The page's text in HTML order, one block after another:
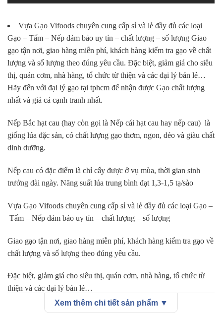
Vựa Gạo Vifoods chuyên cung cấp sỉ và lẻ đầy đủ các loại
Gạo – Tấm – Nếp đảm bảo uy tín – chất lượng – số lượng Giao
gạo tận nơi, giao hàng miễn phí, khách hàng kiểm tra gạo về chất
lượng và số lượng theo đúng yêu cầu. Đặc biệt, giảm giá cho siêu
thị, quán cơm, nhà hàng, tổ chức từ thiện và các đại lý bán lẻ…
Hãy đến với đại lý gạo tại tphcm để nhận được Gạo chất lượng
nhất và giá cả cạnh tranh nhất.
Nếp Bắc hạt cau (hay còn gọi là Nếp cái hạt cau hay nếp cau) là
giống lúa đặc sản, có chất lượng gạo thơm, ngon, dẻo và giàu chất
dinh dưỡng.
Nếp cau có đặc điểm là chỉ cấy được ở vụ mùa, thời gian sinh
trưởng dài ngày. Năng suất lúa trung bình đạt 1,3-1,5 tạ/sào
Vựa Gạo Vifoods chuyên cung cấp sỉ và lẻ đầy đủ các loại Gạo –
Tấm – Nếp đảm bảo uy tín – chất lượng – số lượng
Giao gạo tận nơi, giao hàng miễn phí, khách hàng kiểm tra gạo về
chất lượng và số lượng theo đúng yêu cầu.
Đặc biệt, giảm giá cho siêu thị, quán cơm, nhà hàng, tổ chức từ
thiện và các đại lý bán lẻ…
Hãy đến với đại lý gạo tại tphcm để nhận được Gạo chất lượng
Xem thêm chi tiết sản phẩm ▼